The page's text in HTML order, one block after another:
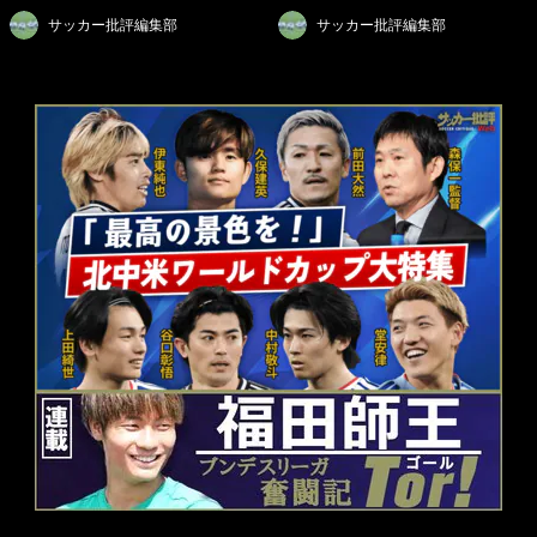
サッカー批評編集部 サッカー批評編集部